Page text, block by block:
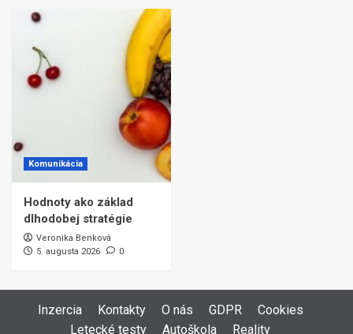
Komunikácia
Hodnoty ako základ
dlhodobej stratégie
Veronika Benková
5. augusta 2026
0
Inzercia Kontakty O nás GDPR
Cookies
Letecké testy
Autoškola Reality